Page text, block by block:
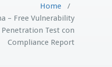
Home/
– Free Vulnerability
Penetration Test con
Compliance Report